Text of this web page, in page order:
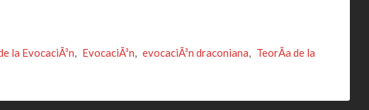
la EvocaciÃ³n, EvocaciÃ³n, evocaciÃ³n draconiana, TeorÃ­a de la